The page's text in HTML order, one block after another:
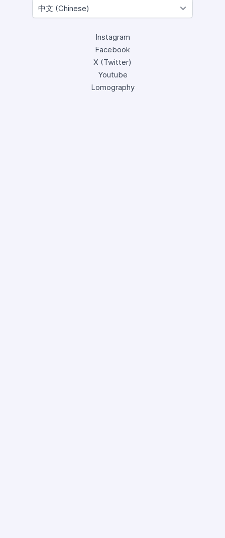
Instagram
Facebook
X (Twitter)
Youtube
Lomography